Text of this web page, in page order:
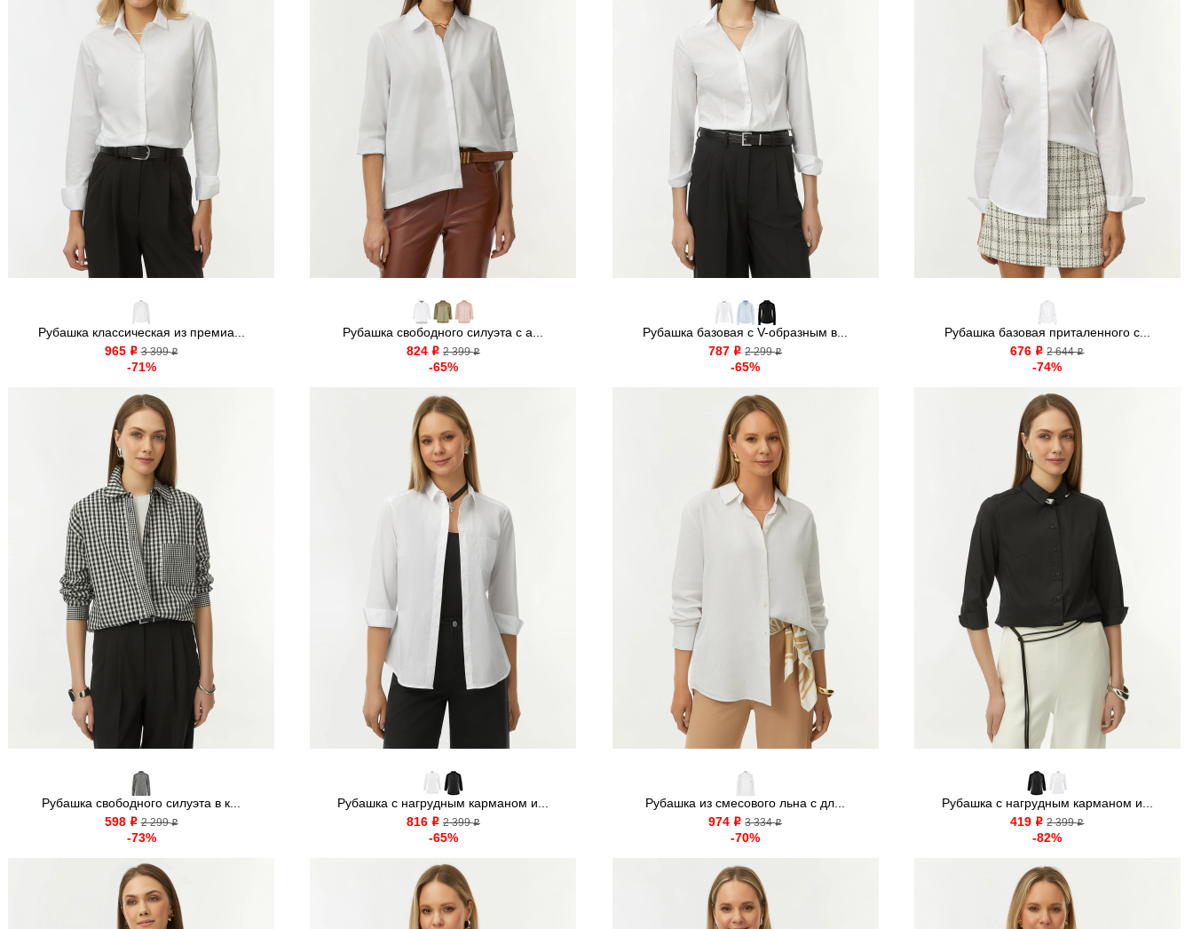
Рубашка классическая из премиа...
965 o 3 399o
-71%
Рубашка свободного силуэта с а...
824 o 2 399o
-65%
Рубашка базовая с V-образным в...
787 o 2 299o
-65%
Рубашка базовая приталенного с...
676 o 2 644o
-74%
Рубашка свободного силуэта в к...
598 o 2 299o
-73%
Рубашка с нагрудным карманом и...
816 o 2 399o
-65%
Рубашка из смесового льна с дл...
974 o 3 334o
-70%
Рубашка с нагрудным карманом и...
419 o 2 399o
-82%